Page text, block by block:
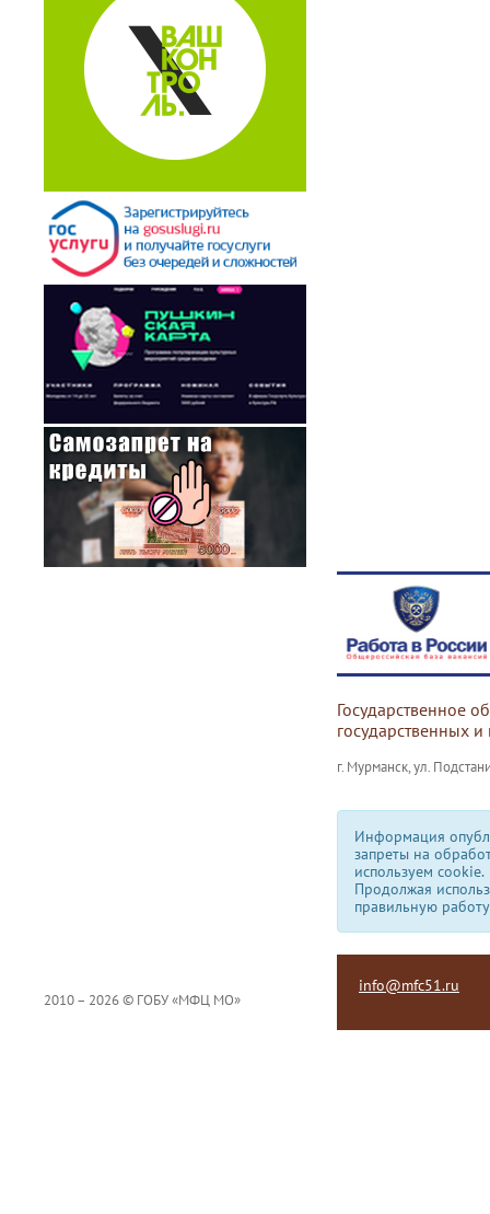
Государственное
государственных
г. Мурманск, ул.
Информация
запреты на
используем сookie.
Продолжая
правильную
2010 – 2026 © ГОБУ «МФЦ МО»
info@mfc51.ru